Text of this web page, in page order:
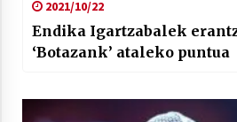
2021/10/22
Endika Igartzabalek
‘Botazank’ ataleko puntua